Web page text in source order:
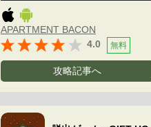
APARTMENT BACON
4.0
無料
攻略記事へ